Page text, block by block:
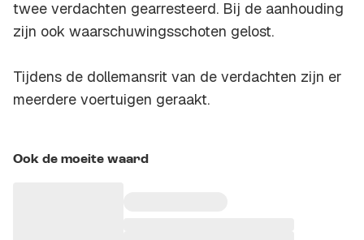
twee verdachten gearresteerd. Bij de aanhouding
zijn ook waarschuwingsschoten gelost.
Tijdens de dollemansrit van de verdachten zijn er
meerdere voertuigen geraakt.
Ook de moeite waard